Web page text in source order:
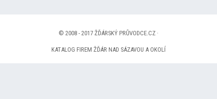
© 2008 - 2017 ŽĎÁRSKÝ PRŮVODCE.CZ ·
KATALOG FIREM ŽĎÁR NAD SÁZAVOU A OKOLÍ